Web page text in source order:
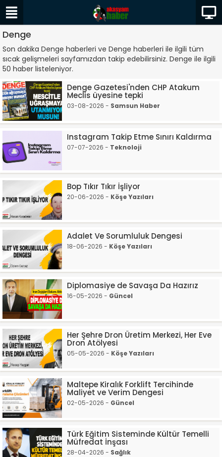
Denge
Son dakika Denge haberleri ve Denge haberleri ile ilgili tüm
sıcak gelişmeleri sayfamızdan takip edebilirsiniz. Denge ile ilgili
50 haber listeleniyor.
Denge Gazetesi'nden CHP Atakum
Meclis üyesine tepki
03-08-2026 - Samsun Haber
Instagram Takip Etme Sınırı Kaldırma
07-07-2026 - Teknoloji
Bop Tıkır Tıkır İşliyor
20-06-2026 - Köşe Yazıları
Adalet Ve Sorumluluk Dengesi
18-06-2026 - Köşe Yazıları
Diplomasiye de Savaşa Da Hazırız
16-05-2026 - Güncel
Her Şehre Dron Üretim Merkezi, Her Eve
Dron Atölyesi
05-05-2026 - Köşe Yazıları
Maltepe Kiralık Forklift Tercihinde
Maliyet ve Verim Dengesi
02-05-2026 - Güncel
Türk Eğitim Sisteminde Kültür Temelli
Müfredat İnşası
28-04-2026 - Sağlık